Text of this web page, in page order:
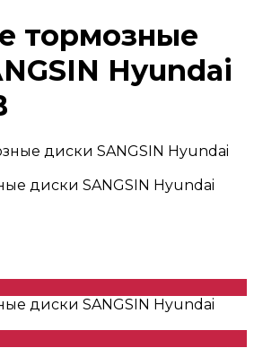
тормозные
Hyundai
диски SANGSIN Hyundai
диски SANGSIN Hyundai